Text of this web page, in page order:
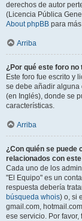
derechos de autor
(Licencia Pública
About phpBB para
Arriba
¿Por qué este foro no
Este foro fue escrito y
se debe añadir alguna
(en Inglés), donde se
características.
Arriba
¿Con quién se puede
relacionados con
Cada uno de los
"El Equipo" es un
respuesta debería
búsqueda whois) o, si
gmail.com,
ese servicio. Por